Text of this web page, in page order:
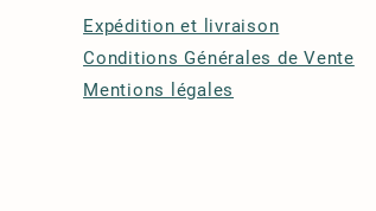
Expédition et livraison
Conditions Générales de Vente
Mentions légales